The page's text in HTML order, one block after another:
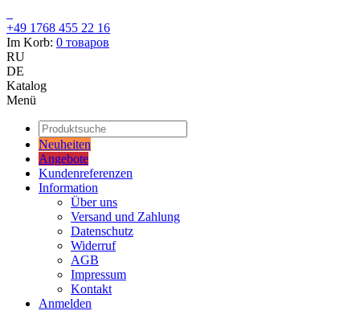
+49 1768 455 22 16
Im Korb: 0 товаров
RU
DE
Katalog
Menü
Neuheiten
Angebote
Kundenreferenzen
Information
Über uns
Versand und Zahlung
Datenschutz
Widerruf
AGB
Impressum
Kontakt
Anmelden